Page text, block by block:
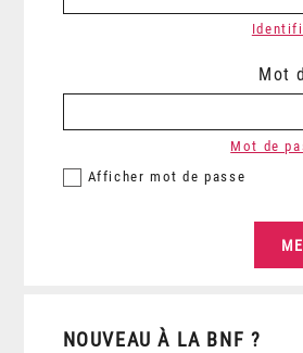
Mot
Afficher mot de passe
Mot de
NOUVEAU À LA BNF ?